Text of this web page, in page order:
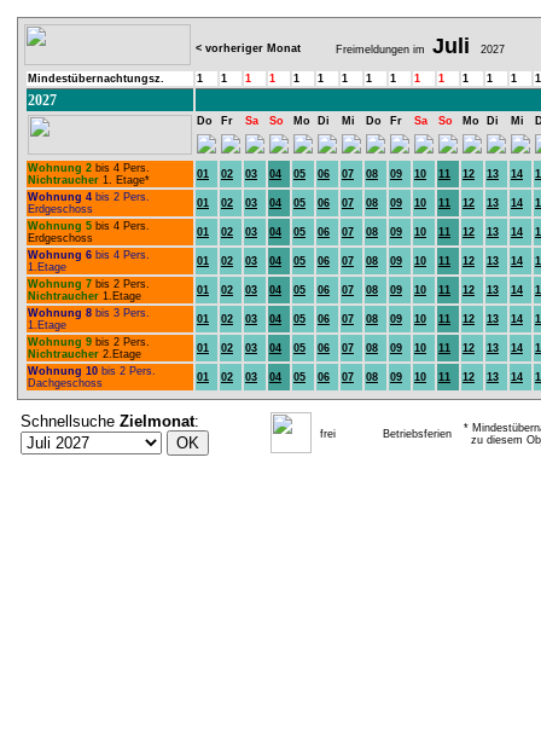
< vorheriger Monat Freimeldungen im Juli 2027
Mindestübernachtungsz. 1 1 1 1 1 1 1 1 1 1 1 1 1 1 1
2027
Do Fr Sa So Mo Di Mi Do Fr Sa So Mo Di Mi
Wohnung 2 bis 4 Pers.
Nichtraucher 1. Etage* 01 02 03 04 05 06 07 08 09 10 11 12 13 14
Wohnung 4 bis 2 Pers.
Erdgeschoss
01 02 03 04 05 06 07 08 09 10 11 12 13 14
Wohnung 5 bis 4 Pers.
Erdgeschoss
01 02 03 04 05 06 07 08 09 10 11 12 13 14
Wohnung 6 bis 4 Pers.
1.Etage
01 02 03 04 05 06 07 08 09 10 11 12 13 14
Wohnung 7 bis 2 Pers.
Nichtraucher 1.Etage 01 02 03 04 05 06 07 08 09 10 11 12 13 14
Wohnung 8 bis 3 Pers.
1.Etage
01 02 03 04 05 06 07 08 09 10 11 12 13 14
Wohnung 9 bis 2 Pers.
Nichtraucher 2.Etage 01 02 03 04 05 06 07 08 09 10 11 12 13 14
Wohnung 10 bis 2 Pers.
Dachgeschoss
01 02 03 04 05 06 07 08 09 10 11 12 13 14
Schnellsuche Zielmonat:
frei Betriebsferien
*
zu diesem